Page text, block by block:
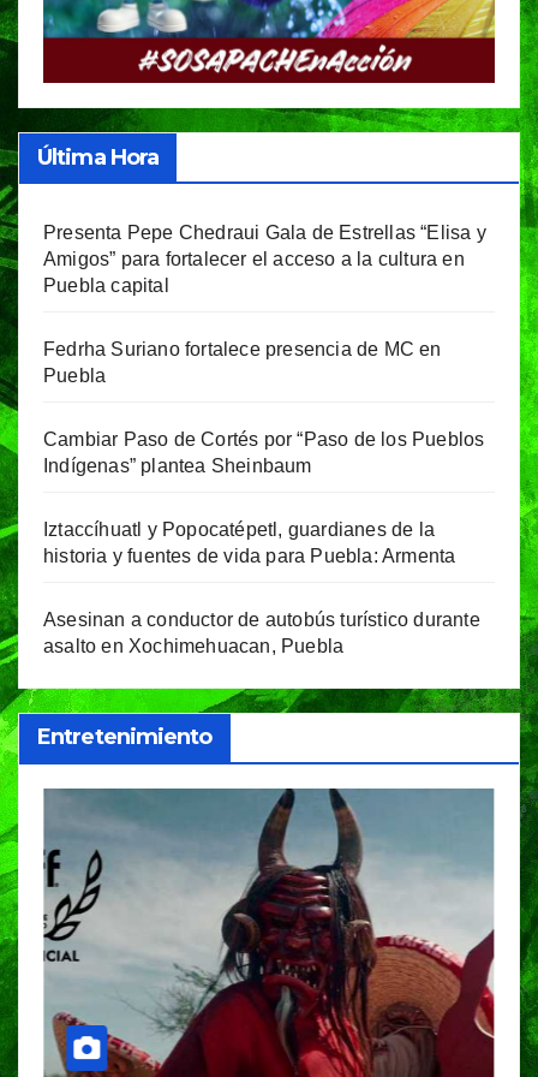
Última Hora
Presenta Pepe Chedraui Gala de Estrellas “Elisa y
Amigos” para fortalecer el acceso a la cultura en
Puebla capital
Fedrha Suriano fortalece presencia de MC en
Puebla
Cambiar Paso de Cortés por “Paso de los Pueblos
Indígenas” plantea Sheinbaum
Iztaccíhuatl y Popocatépetl, guardianes de la
historia y fuentes de vida para Puebla: Armenta
Asesinan a conductor de autobús turístico durante
asalto en Xochimehuacan, Puebla
Entretenimiento